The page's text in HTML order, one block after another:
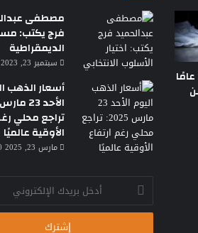
مصرع طالبة 14 عامًا
مصطفى
فرج يكتب:
الديمقراطية
سبتمبر 23, 2023 7:18 م
أسعار الذهب
تراجع محلي
الأوقية عالميًا
مارس 23, 2025 3:30 ص
أدخل
بريدك
الإلكتروني